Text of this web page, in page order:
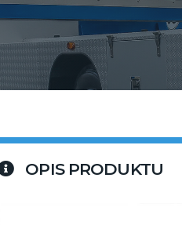
OPIS PRODUKTU